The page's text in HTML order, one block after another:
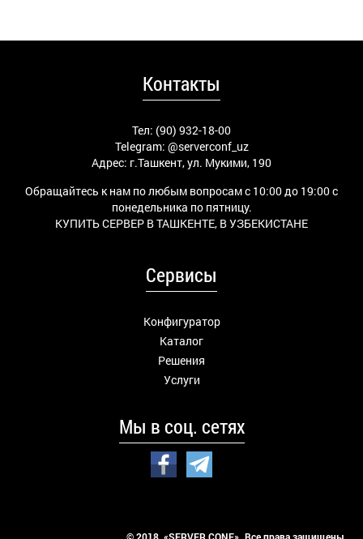
Контакты
Тел: (90) 932-18-00
Telegram: @serverconf_uz
Адрес: г.Ташкент, ул. Мукими, 190
Обращайтесь к нам по любым вопросам с 10:00 до 19:00 с
понедельника по пятницу.
КУПИТЬ СЕРВЕР В ТАШКЕНТЕ, В УЗБЕКИСТАНЕ
Сервисы
Конфигуратор
Каталог
Решения
Услуги
Мы в соц. сетях